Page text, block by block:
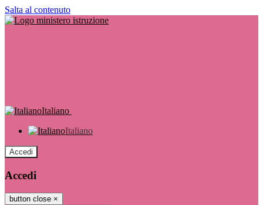
Salta al contenuto
Italiano
Italiano
Accedi
Accedi
button close ×